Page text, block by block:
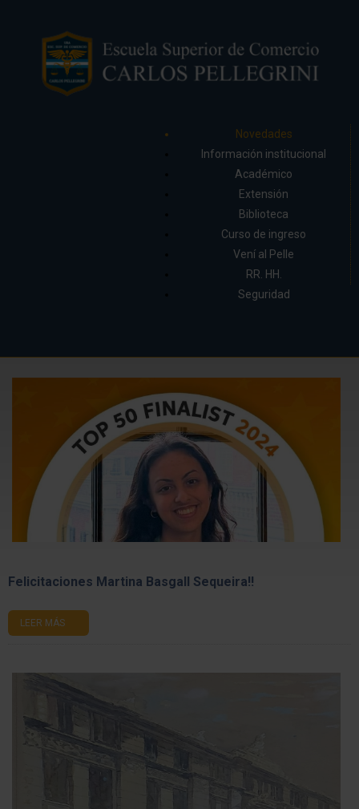
Novedades
Información institucional
Académico
Extensión
Biblioteca
Curso de ingreso
Vení al Pelle
RR. HH.
Seguridad
Felicitaciones Martina Basgall Sequeira!!
LEER MÁS